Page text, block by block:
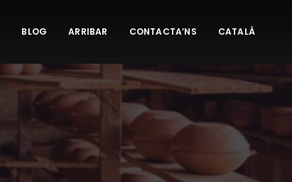
BLOG ARRIBAR CONTACTA’NS CATALÀ